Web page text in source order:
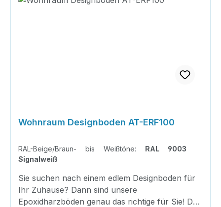
Wohnraum Designboden AT-ERF100
RAL-Beige/Braun- bis Weißtöne: RAL 9003
Signalweiß
Sie suchen nach einem edlem Designboden für
Ihr Zuhause? Dann sind unsere
Epoxidharzböden genau das richtige für Sie! Der